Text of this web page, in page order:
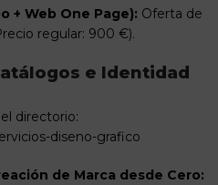
+ Web One Page): Oferta de
regular: 900 €).
e Identidad
directorio:
diseno-grafico
de Marca desde Cero: